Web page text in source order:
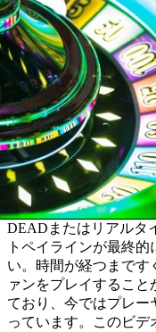
DEADまたはリアルタ
トペイラインが最終
い。時間が経つまです
ァンをプレイするこ
ており、今ではプレー
っています。このビデ